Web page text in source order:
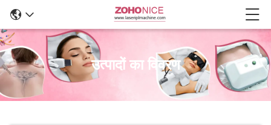
उत्पादों का विवरण